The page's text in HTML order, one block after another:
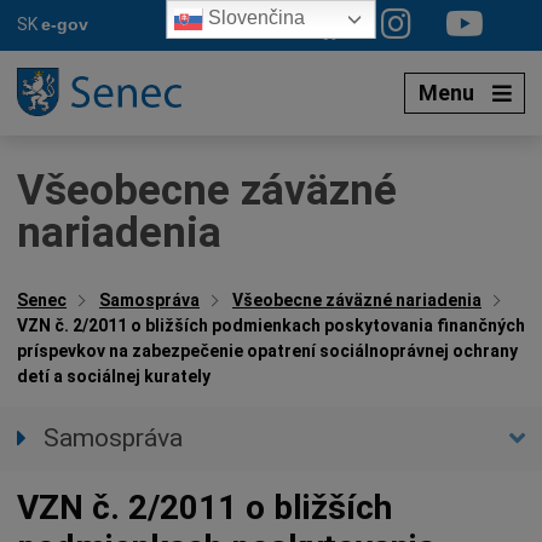
SKe-gov
Menu
Všeobecne záväzné
nariadenia
Senec Samospráva
Všeobecne záväzné nariadenia
VZN č. 2/2011 o bližších podmienkach poskytovania finančných
príspevkov na zabezpečenie opatrení sociálnoprávnej ochrany
detí a sociálnej kurately
Samospráva
Zástupca primátora
VZN č. 2/2011 o bližších
Slovenčina